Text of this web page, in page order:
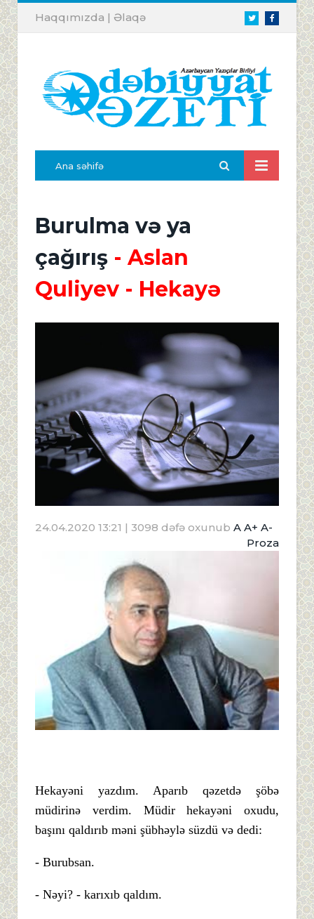
TwitterFacebook
Haqqımızda | Əlaqə
Ana səhifə
Burulma və ya
çağırış - Aslan
Quliyev - Hekayə
24.04.2020 13:21 | 3098 dəfə oxunub A A+ A-
Proza
Hekayəni yazdım. Aparıb qəzetdə şöbə
müdirinə verdim. Müdir hekayəni oxudu,
başını qaldırıb məni şübhəylə süzdü və dedi:
- Burubsan.
- Nəyi? - karıxıb qaldım.